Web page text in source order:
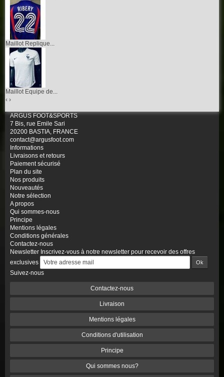
Maillot Replique...
Maillot Equipe de...
‹ ›
ARGUS FOOT&SPORTS
7 Bis, rue Emile Sari
20200 BASTIA, FRANCE
contact@argusfoot.com
Informations
Livraisons et retours
Paiement sécurisé
Plan du site
Nos produits
Nouveautés
Notre sélection
A propos
Qui sommes-nous
Principe
Mentions légales
Conditions générales
Contactez-nous
Newsletter Inscrivez-vous à notre newsletter pour recevoir des offres
exclusives
Suivez-nous
Contactez-nous
Livraison
Mentions légales
Conditions d'utilisation
Principe
Qui sommes nous?